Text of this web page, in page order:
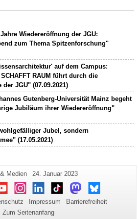
Wiedereröffnung der JGU:
zum Thema Spitzenforschung"
auf dem Campus:
RAUM führt durch die
JGU" (07.09.2021)
Gutenberg-Universität Mainz begeht
Jubiläum ihrer Wiedereröffnung"
Jubel, sondern
(17.05.2021)
Zusätzliche
Informationen
zu
dieser
Seite
Medien
Letzte
Aktualisierung:
24. Januar 2023
YoutubeInstagram
LinkedInTikTokMastodonBluesky
Impressum
Barrierefreiheit
Zum Seitenanfang